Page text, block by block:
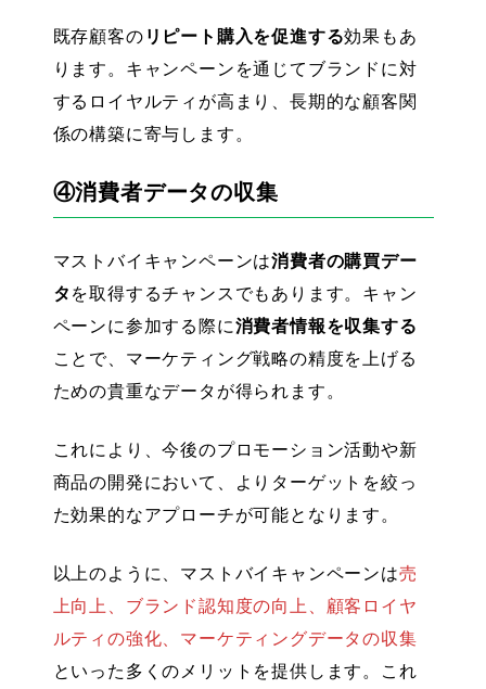
既存顧客のリピート購入を促進する効果もあ
ります。キャンペーンを通じてブランドに対
するロイヤルティ が高まり、長期的な顧客関
係の構築に寄与します。
④消費者データの収集
マストバイキャンペーンは消費者の購買デー
タを取得するチャンスでもあります。キャン
ペーンに参加する際に消費者情報を収集する
ことで、マーケティング戦略の精度を上げる
ための貴重なデータが得られます。
これにより、今後のプロモーション活動や新
商品の開発において、よりターゲットを絞っ
た効果的なアプローチが可能となります。
以上のように、マストバイキャンペーンは売
上向上、ブランド認知度の向上、顧客ロイヤ
ルティの強化、マーケティングデータの収集
といった多くのメリットを提供します。これ